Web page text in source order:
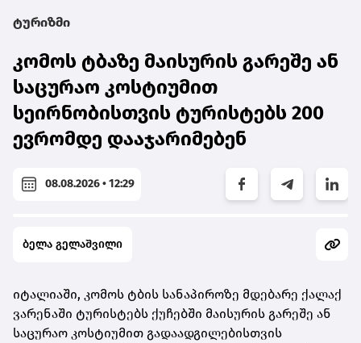
ტურიზმი
კომოს ტბაზე მაისურის გარეშე ან
საცურაო კოსტიუმით
სეირნობისთვის ტურისტებს 200
ევრომდე დააჯარიმებენ
08.08.2026 • 12:29
ბელა გელაშვილი
იტალიაში, კომოს ტბის სანაპიროზე მდებარე ქალაქ
ვარენაში ტურისტებს ქუჩებში მაისურის გარეშე ან
საცურაო კოსტიუმით გადაადგილებისთვის